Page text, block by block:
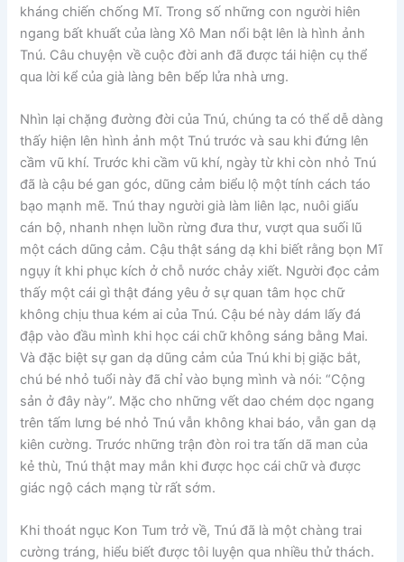
kháng chiến chống Mĩ. Trong số những con người hiên
ngang bất khuất của làng Xô Man nổi bật lên là hình ảnh
Tnú. Câu chuyện về cuộc đời anh đã được tái hiện cụ thể
qua lời kể của già làng bên bếp lửa nhà ưng.
Nhìn lại chặng đường đời của Tnú, chúng ta có thể dễ dàng
thấy hiện lên hình ảnh một Tnú trước và sau khi đứng lên
cầm vũ khí. Trước khi cầm vũ khí, ngày từ khi còn nhỏ Tnú
đã là cậu bé gan góc, dũng cảm biểu lộ một tính cách táo
bạo mạnh mẽ. Tnú thay người già làm liên lạc, nuôi giấu
cán bộ, nhanh nhẹn luồn rừng đưa thư, vượt qua suối lũ
một cách dũng cảm. Cậu thật sáng dạ khi biết rằng bọn Mĩ
ngụy ít khi phục kích ở chỗ nước chảy xiết. Người đọc cảm
thấy một cái gì thật đáng yêu ở sự quan tâm học chữ
không chịu thua kém ai của Tnú. Cậu bé này dám lấy đá
đập vào đầu mình khi học cái chữ không sáng bằng Mai.
Và đặc biệt sự gan dạ dũng cảm của Tnú khi bị giặc bắt,
chú bé nhỏ tuổi này đã chỉ vào bụng mình và nói: “Cộng
sản ở đây này”. Mặc cho những vết dao chém dọc ngang
trên tấm lưng bé nhỏ Tnú vẫn không khai báo, vẫn gan dạ
kiên cường. Trước những trận đòn roi tra tấn dã man của
kẻ thù, Tnú thật may mắn khi được học cái chữ và được
giác ngộ cách mạng từ rất sớm.
Khi thoát ngục Kon Tum trở về, Tnú đã là một chàng trai
cường tráng, hiểu biết được tôi luyện qua nhiều thử thách.